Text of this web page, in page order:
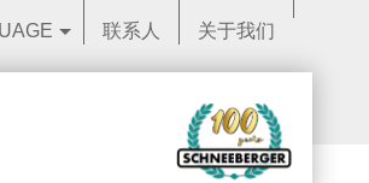
联系人 关于我们